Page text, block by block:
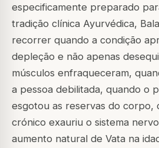
especificamente preparado
tradição clínica Ayurvédica,
recorrer quando a condição
depleção e não apenas
músculos enfraqueceram,
a pessoa debilitada, quando o
esgotou as reservas do corpo,
crónico exauriu o sistema
aumento natural de Vata na